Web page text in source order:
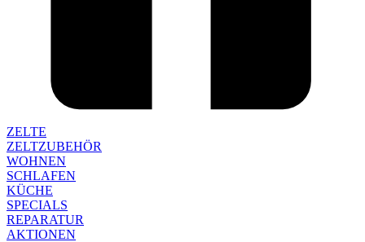
ZELTE
ZELTZUBEHÖR
WOHNEN
SCHLAFEN
KÜCHE
SPECIALS
REPARATUR
AKTIONEN